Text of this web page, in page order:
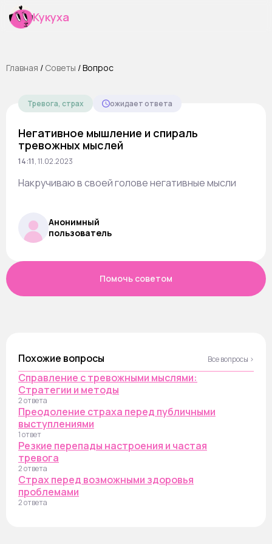
Кукуха
Главная / Cоветы /Вопрос
Тревога, страх ожидает ответа
Негативное мышление и спираль
тревожных мыслей
14:11,11.02.2023
Накручиваю в своей голове негативные мысли
Анонимный
пользователь
Помочь советом
Похожие вопросы Все вопросы ›
Справление с тревожными мыслями:
Стратегии и методы
2 ответа
Преодоление страха перед публичными
выступлениями
1 ответ
Резкие перепады настроения и частая
тревога
2 ответа
Страх перед возможными здоровья
проблемами
2 ответа